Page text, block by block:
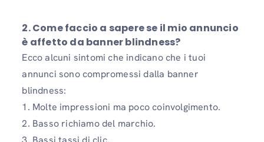
2. Come faccio a sapere se il mio annuncio
è affetto da banner blindness?
Ecco alcuni sintomi che indicano che i tuoi
annunci sono compromessi dalla banner
blindness:
1. Molte impressioni ma poco coinvolgimento.
2. Basso richiamo del marchio.